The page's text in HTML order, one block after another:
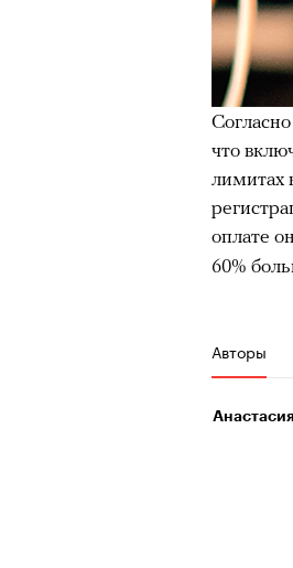
что
лимитах
оплате
60%
Авторы